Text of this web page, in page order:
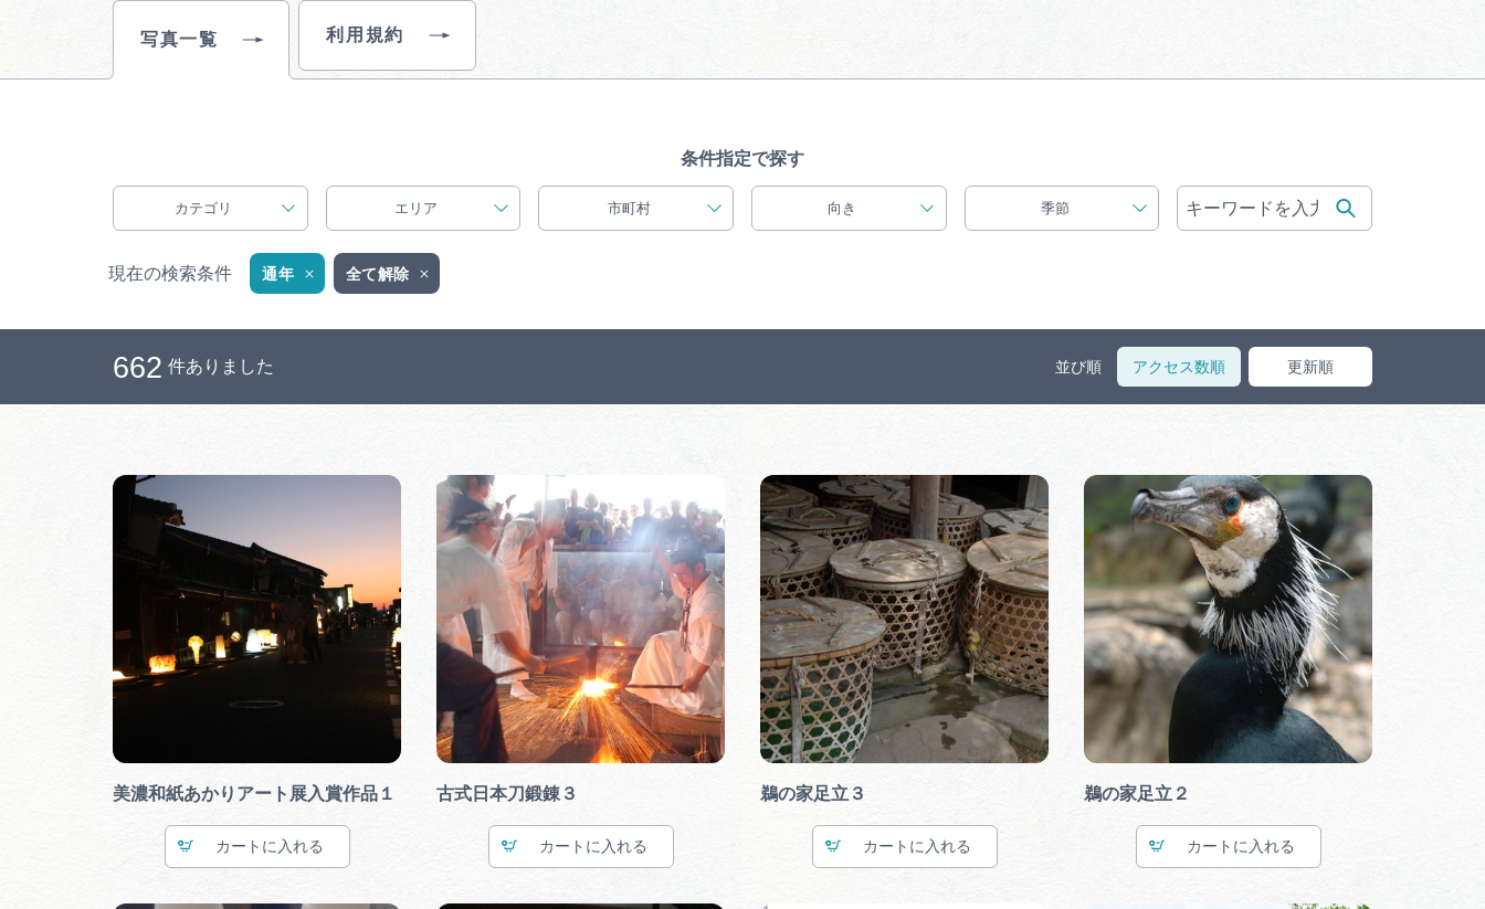
旅行会社・観光事業者の皆様へ フォトライブラリー
運営組織 広告掲載 サイトポリシー
写真一覧 利用規約
条件指定で探す
カテゴリ エリア 市町村 向き 季節
現在の検索条件 通年 全て解除
662 件ありました 並び順 アクセス数順 更新順
美濃和紙あかりアート展入賞作品１
カート
古式日本刀鍛錬３
カート
鵜の家足立３
カート
鵜の家足立２
カート